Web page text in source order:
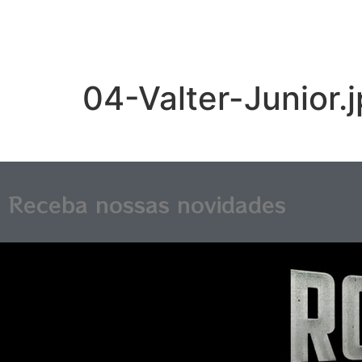
04-Valter-
Receba nossas novidades